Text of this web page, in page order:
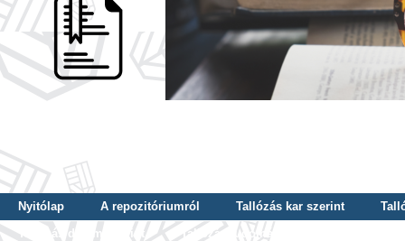
Nyitólap A repozitóriumról Tallózás kar szerint
Tallózás dátum szerint
Tallózás tudományterület szerint